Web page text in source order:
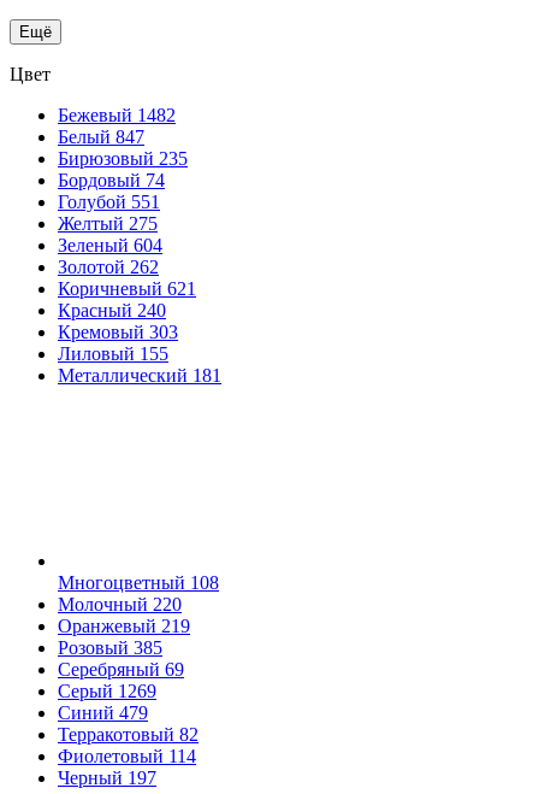
Ещё
Цвет
Бежевый 1482
Белый 847
Бирюзовый 235
Бордовый 74
Голубой 551
Желтый 275
Зеленый 604
Золотой 262
Коричневый 621
Красный 240
Кремовый 303
Лиловый 155
Металлический 181
Многоцветный 108
Молочный 220
Оранжевый 219
Розовый 385
Серебряный 69
Серый 1269
Синий 479
Терракотовый 82
Фиолетовый 114
Черный 197